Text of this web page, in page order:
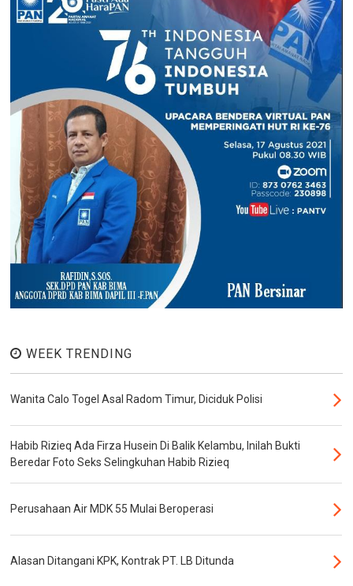
WEEK TRENDING
Wanita Calo Togel Asal Radom Timur, Diciduk Polisi
Habib Rizieq Ada Firza Husein Di Balik Kelambu, Inilah Bukti
Beredar Foto Seks Selingkuhan Habib Rizieq
Perusahaan Air MDK 55 Mulai Beroperasi
Alasan Ditangani KPK, Kontrak PT. LB Ditunda